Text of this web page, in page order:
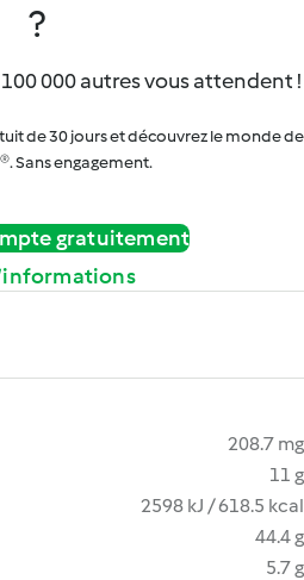
?
000 autres vous attendent !
de 30 jours et découvrez le monde de
Sans engagement.
gratuitement
208.7 mg
11 g
2598 kJ / 618.5 kcal
44.4 g
5.7 g